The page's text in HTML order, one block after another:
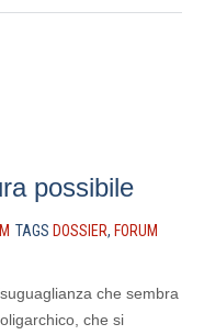
possibile
TAGS DOSSIER, FORUM
che sembra
che si